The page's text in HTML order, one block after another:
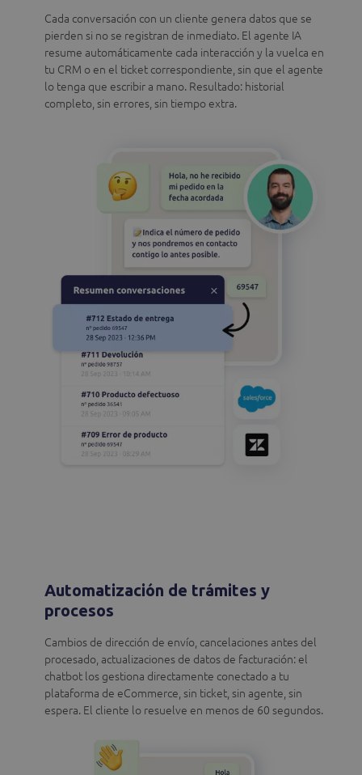
Cada conversación con un cliente genera datos que se
pierden si no se registran de inmediato. El agente IA
resume automáticamente cada interacción y la vuelca en
tu CRM o en el ticket correspondiente, sin que el agente
lo tenga que escribir a mano. Resultado: historial
completo, sin errores, sin tiempo extra.
Automatización de trámites y
procesos
Cambios de dirección de envío, cancelaciones antes del
procesado, actualizaciones de datos de facturación: el
chatbot los gestiona directamente conectado a tu
plataforma de eCommerce, sin ticket, sin agente, sin
espera. El cliente lo resuelve en menos de 60 segundos.